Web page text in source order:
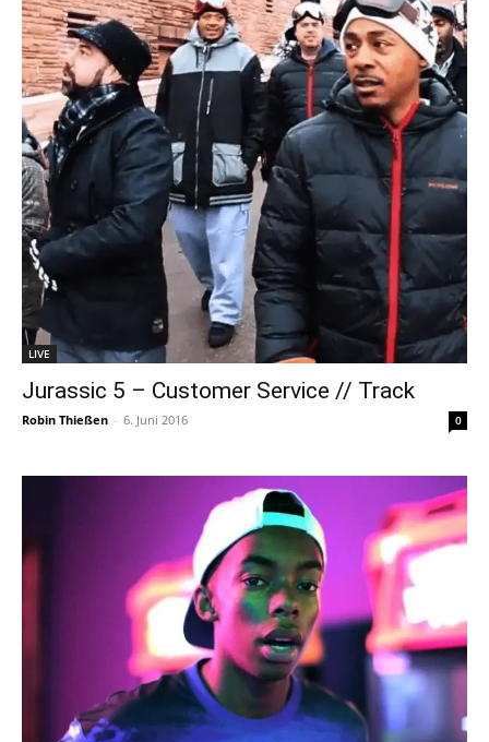
LIVE
Jurassic 5 – Customer Service // Track
Robin Thießen - 6. Juni 2016 0